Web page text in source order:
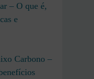
– O que é,
e
Carbono –